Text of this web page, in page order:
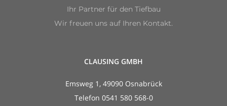
Ihr Partner für den Tiefbau
Wir freuen uns auf Ihren Kontakt.
CLAUSING GMBH
Emsweg 1, 49090 Osnabrück
Telefon 0541 580 568-0